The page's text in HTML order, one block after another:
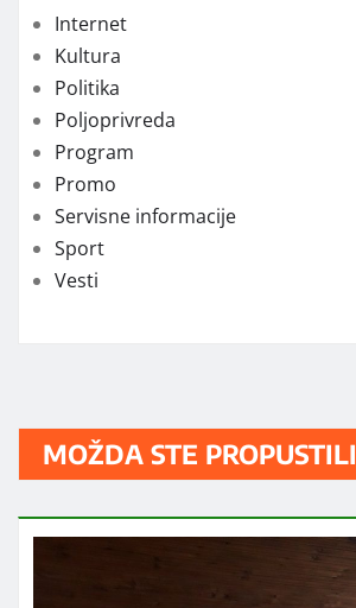
Internet
Kultura
Politika
Poljoprivreda
Program
Promo
Servisne informacije
Sport
Vesti
MOŽDA STE PROPUSTILI